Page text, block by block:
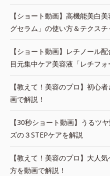
【ショート動画】高機能美白
グセラム」の使い方＆テクスチ
【ショート動画】レチノール
目元集中ケア美容液「レチフ
【教えて！美容のプロ】初心
画で解説！
【30秒ショート動画】うるツ
ズの３STEPケアを解説
【教えて！美容のプロ】大人
方を動画で解説！